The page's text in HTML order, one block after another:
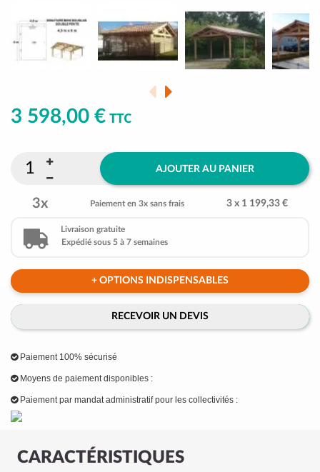
CARACTÉRISTIQUES
3 598,00 € TTC
AJOUTER AU PANIER
3x Paiement en 3x sans frais 3 x 1 199,33 €
Livraison gratuite
Expédié sous 5 à 7 semaines
+ OPTIONS INDISPENSABLES
RECEVOIR UN DEVIS
Paiement 100% sécurisé
Moyens de paiement disponibles :
Paiement par mandat administratif pour les collectivités :